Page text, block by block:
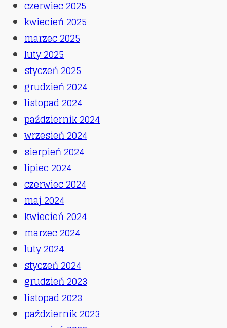
czerwiec 2025
kwiecień 2025
marzec 2025
luty 2025
styczeń 2025
grudzień 2024
listopad 2024
październik 2024
wrzesień 2024
sierpień 2024
lipiec 2024
czerwiec 2024
maj 2024
kwiecień 2024
marzec 2024
luty 2024
styczeń 2024
grudzień 2023
listopad 2023
październik 2023